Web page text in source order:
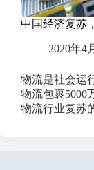
中国经济复苏
2020年4
物流是社会运
物流包裹5000
物流行业复苏